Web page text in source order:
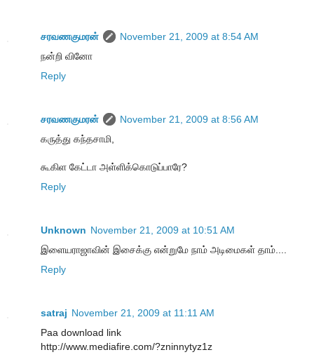
சரவணகுமரன்
November 21, 2009 at 8:54 AM
நன்றி வினோ
Reply
சரவணகுமரன்
November 21, 2009 at 8:56 AM
கருத்து கந்தசாமி,
கூகிள கேட்டா அள்ளிக்கொடுப்பாரே?
Reply
Unknown November 21, 2009 at 10:51 AM
இளையராஜாவின் இசைக்கு என்றுமே நாம் அடிமைகள் தாம்....
Reply
satraj November 21, 2009 at 11:11 AM
Paa download link
http://www.mediafire.com/?zninnytyz1z